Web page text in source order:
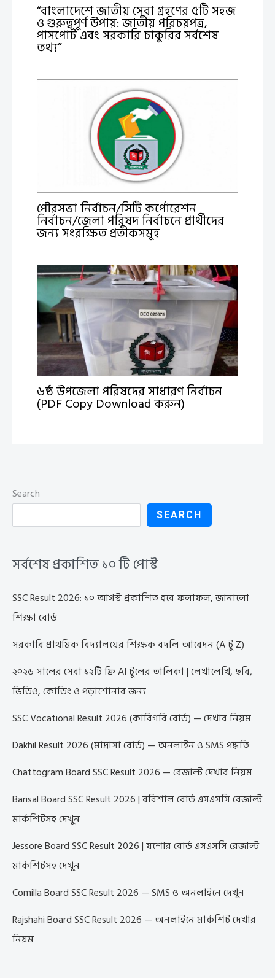
“বাংলাদেশে জাতীয় সেবা গ্রহণের ৫টি সহজ
ও গুরুত্বপূর্ণ উপায়: জাতীয় পরিচয়পত্র,
পাসপোর্ট এবং সরকারি চাকুরির সর্বশেষ
তথ্য”
পৌরসভা নির্বাচন/সিটি কর্পোরেশন
নির্বাচন/জেলা পরিষদ নির্বাচনে প্রার্থীদের
জন্য সংরক্ষিত প্রতীকসমূহ
৬ষ্ঠ উপজেলা পরিষদের সাধারণ নির্বাচন
(PDF Copy Download করুন)
Search
SEARCH
সর্বশেষ প্রকাশিত ১০ টি পোস্ট
SSC Result 2026: ১০ আগস্ট প্রকাশিত হবে ফলাফল, জানালো
শিক্ষা বোর্ড
সরকারি প্রাথমিক বিদ্যালয়ের শিক্ষক বদলি আবেদন (A টু Z)
২০২৬ সালের সেরা ১২টি ফ্রি AI টুলের তালিকা | লেখালেখি, ছবি,
ভিডিও, কোডিং ও পড়াশোনার জন্য
SSC Vocational Result 2026 (কারিগরি বোর্ড) — দেখার নিয়ম
Dakhil Result 2026 (মাদ্রাসা বোর্ড) — অনলাইন ও SMS পদ্ধতি
Chattogram Board SSC Result 2026 — রেজাল্ট দেখার নিয়ম
Barisal Board SSC Result 2026 | বরিশাল বোর্ড এসএসসি রেজাল্ট
মার্কশিটসহ দেখুন
Jessore Board SSC Result 2026 | যশোর বোর্ড এসএসসি রেজাল্ট
মার্কশিটসহ দেখুন
Comilla Board SSC Result 2026 — SMS ও অনলাইনে দেখুন
Rajshahi Board SSC Result 2026 — অনলাইনে মার্কশিট দেখার
নিয়ম